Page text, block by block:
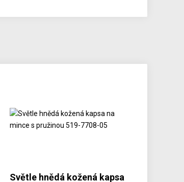
Světle hnědá kožená kapsa